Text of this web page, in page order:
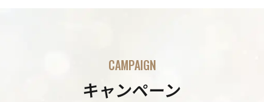
CAMPAIGN
キャンペーン